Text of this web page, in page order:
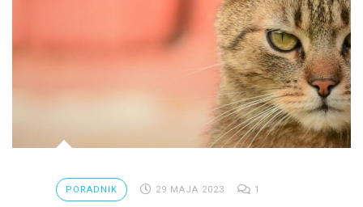
PORADNIK 29 MAJA 2023 1